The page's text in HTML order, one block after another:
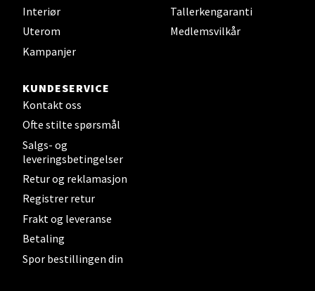
Interiør
Uterom
Kampanjer
Tallerkengaranti
Medlemsvilkår
KUNDESERVICE
Kontakt oss
Ofte stilte spørsmål
Salgs- og
leveringsbetingelser
Retur og reklamasjon
Registrer retur
Frakt og leveranse
Betaling
Spor bestillingen din
Brodtkorbsgate 7, 1338 Sandvika
0 i butikk
Bergen - Thon Senter Sartor
Sartorvegen 12, 5353 Straume
Åpent i dag 10-21
0 i butikk